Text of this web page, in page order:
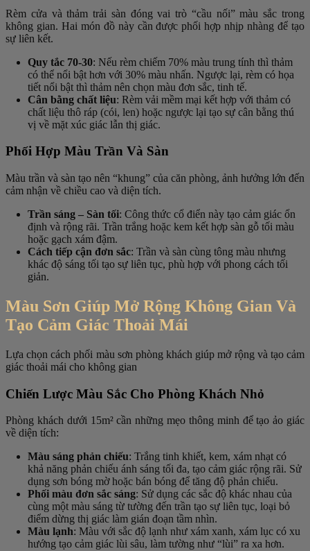
Rèm cửa và thảm trải sàn đóng vai trò “cầu nối” màu sắc trong
không gian. Hai món đồ này cần được phối hợp nhịp nhàng để tạo
sự liên kết.
Quy tắc 70-30: Nếu rèm chiếm 70% màu trung tính thì thảm
có thể nổi bật hơn với 30% màu nhấn. Ngược lại, rèm có họa
tiết nổi bật thì thảm nên chọn màu đơn sắc, tinh tế.
Cân bằng chất liệu: Rèm vải mềm mại kết hợp với thảm có
chất liệu thô ráp (cói, len) hoặc ngược lại tạo sự cân bằng thú
vị về mặt xúc giác lẫn thị giác.
Phối Hợp Màu Trần Và Sàn
Màu trần và sàn tạo nên “khung” của căn phòng, ảnh hưởng lớn đến
cảm nhận về chiều cao và diện tích.
Trần sáng – Sàn tối: Công thức cổ điển này tạo cảm giác ổn
định và rộng rãi. Trần trắng hoặc kem kết hợp sàn gỗ tối màu
hoặc gạch xám đậm.
Cách tiếp cận đơn sắc: Trần và sàn cùng tông màu nhưng
khác độ sáng tối tạo sự liên tục, phù hợp với phong cách tối
giản.
Màu Sơn Giúp Mở Rộng Không Gian Và
Tạo Cảm Giác Thoải Mái
Lựa chọn cách phối màu sơn phòng khách giúp mở rộng và tạo cảm
giác thoải mái cho không gian
Chiến Lược Màu Sắc Cho Phòng Khách Nhỏ
Phòng khách dưới 15m² cần những mẹo thông minh để tạo ảo giác
về diện tích:
Màu sáng phản chiếu: Trắng tinh khiết, kem, xám nhạt có
khả năng phản chiếu ánh sáng tối đa, tạo cảm giác rộng rãi. Sử
dụng sơn bóng mờ hoặc bán bóng để tăng độ phản chiếu.
Phối màu đơn sắc sáng: Sử dụng các sắc độ khác nhau của
cùng một màu sáng từ tường đến trần tạo sự liên tục, loại bỏ
điểm dừng thị giác làm gián đoạn tầm nhìn.
Màu lạnh: Màu với sắc độ lạnh như xám xanh, xám lục có xu
hướng tạo cảm giác lùi sâu, làm tường như “lùi” ra xa hơn.